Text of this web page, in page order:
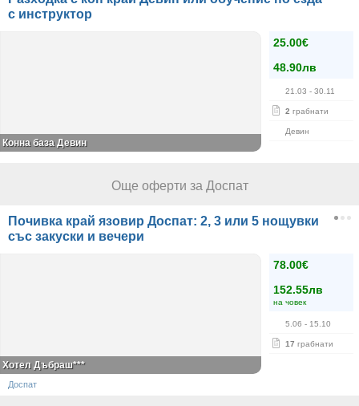
с инструктор
25.00€
48.90лв
21.03 - 30.11
2 грабнати
Девин
Конна база Девин
Още оферти за Доспат
Почивка край язовир Доспат: 2, 3 или 5 нощувки
със закуски и вечери
78.00€
152.55лв
на човек
5.06 - 15.10
17 грабнати
Хотел Дъбраш***
Доспат